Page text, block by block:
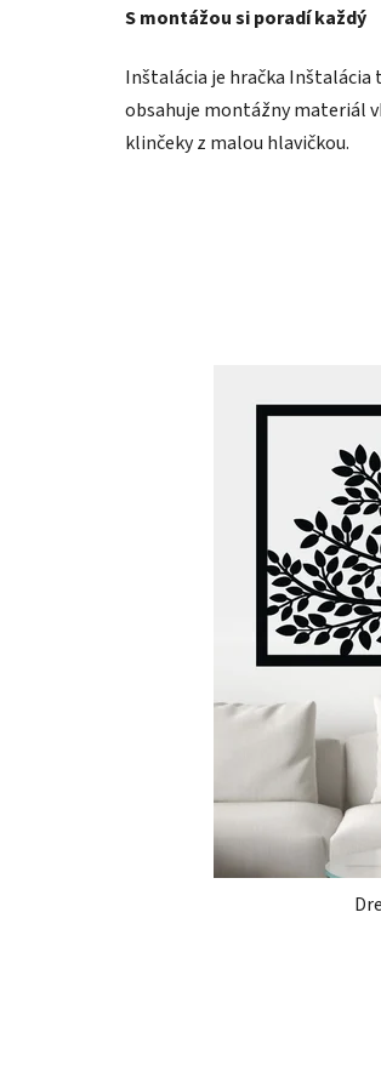
S montážou si poradí každý
Inštalácia je hračka Inštalácia
obsahuje montážny materiál
klinčeky z malou hlavičkou.